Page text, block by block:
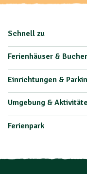
Schnell zu
Ferienhäuser &
Einrichtungen &
Umgebung &
Ferienpark